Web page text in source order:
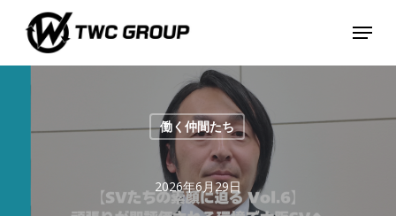
Menu
働く仲間たち
2026年6月29日